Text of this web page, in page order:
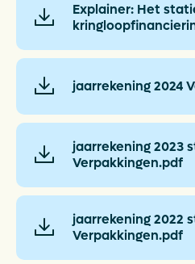
Explainer: Het
jaarrekening 2024
jaarrekening 2023
Verpakkingen.pdf
jaarrekening 2022
Verpakkingen.pdf